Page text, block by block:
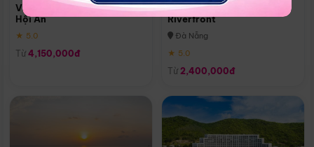
Vinpearl Resort & Golf Nam
Hội An
★ 5.0
Từ 4,150,000đ
Melia Vinpearl Danang
Riverfront
Đà Nẵng
★ 5.0
Từ 2,400,000đ